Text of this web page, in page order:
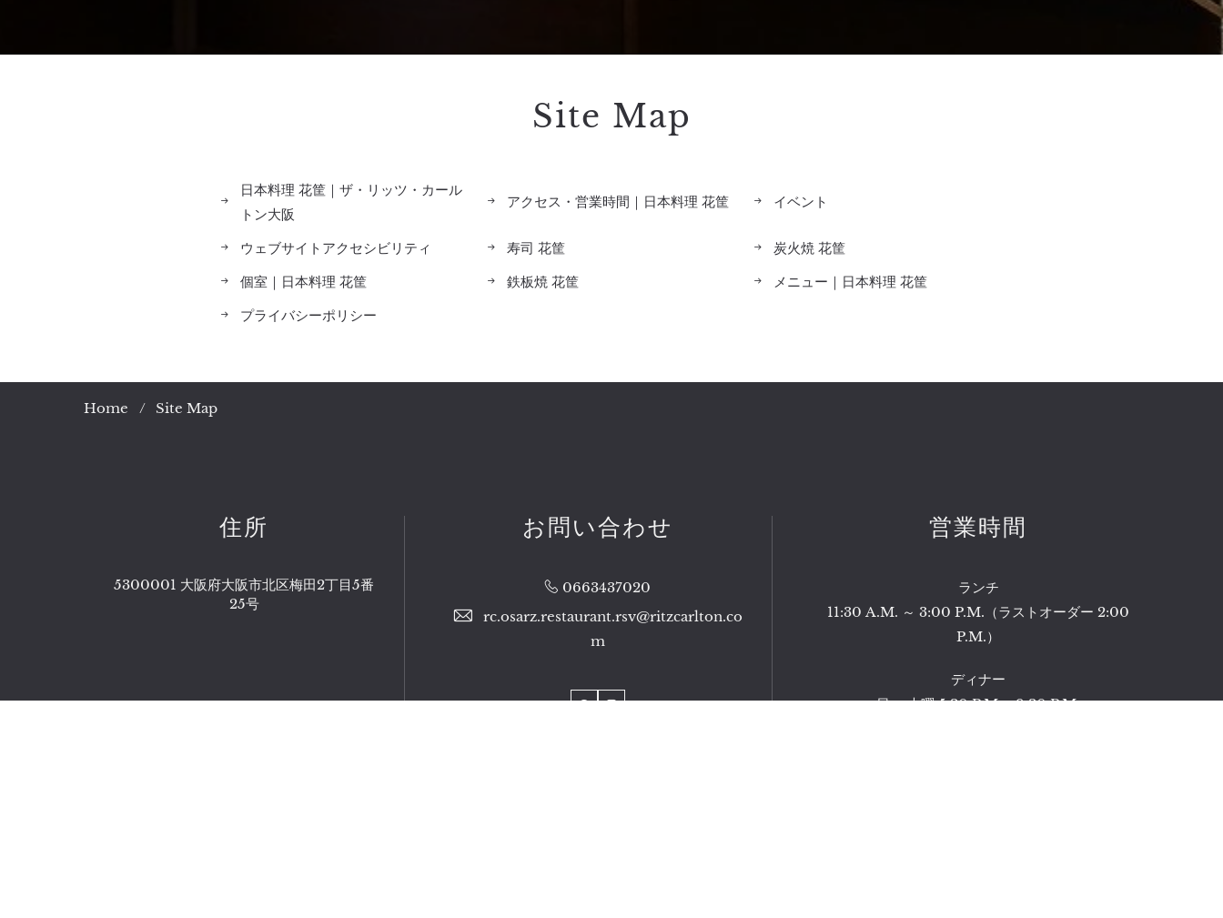
Site Map
日本料理 花筐｜ザ・リッツ・カール
トン大阪
アクセス・営業時間｜日本料理 花筐 イベント
ウェブサイトアクセシビリティ 寿司 花筐
炭火焼 花筐
個室｜日本料理 花筐
鉄板焼 花筐
メニュー｜日本料理 花筐
プライバシーポリシー
Home Site Map
住所
5300001 大阪府大阪市北区梅田2丁目5番
25号
お問い合わせ
0663437020
rc.osarz.restaurant.rsv@ritzcarlton.co
m
FacebookInstagram
営業時間
ランチ
11:30 A.M. ～ 3:00 P.M.（ラストオーダー 2:00
P.M.）
ディナー
日 ～木曜 5:30 P.M. - 9:30 P.M.